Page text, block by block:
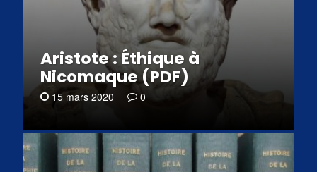
Aristote : Éthique à
Nicomaque (PDF)
15 mars 2020 0